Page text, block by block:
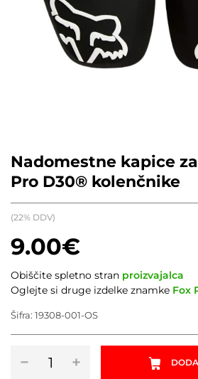
Nadomestne kapice
Pro D30® kolenčnike
9.00€
(22% DDV)
−
kapice
+
Obiščite spletno stran proizvajalca
Oglejte si druge izdelke znamke Fox
Šifra: 19308-001-OS